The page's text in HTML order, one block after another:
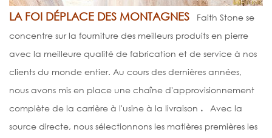
LA FOI DÉPLACE DES MONTAGNES
Faith Stone se
concentre sur la fourniture des meilleurs produits en pierre
avec la meilleure qualité de fabrication et de service à nos
clients du monde entier. Au cours des dernières années,
nous avons mis en place une chaîne d'approvisionnement
complète de la carrière à l'usine à la livraison .
Avec la
source directe, nous sélectionnons les matières premières les